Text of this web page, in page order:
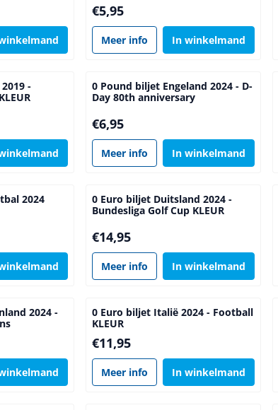
Prijs: 5,95
€5,95
Meer info In winkelmand
-
0 Pound biljet Engeland 2024 - D-
Day 80th anniversary
Prijs: 6,95
€6,95
Meer info In winkelmand
2024
0 Euro biljet Duitsland 2024 -
Bundesliga Golf Cup KLEUR
Prijs: 14,95
€14,95
Meer info In winkelmand
2024 -
0 Euro biljet Italië 2024 - Football
KLEUR
Prijs: 11,95
€11,95
Meer info In winkelmand